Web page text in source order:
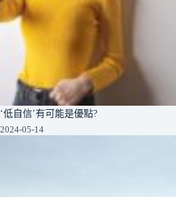
‘低自信’有可能是優點?
2024-05-14